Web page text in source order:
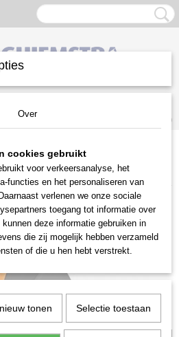
(0)
Stihl accu programma
Over
cookies gebruikt
voor verkeersanalyse, het
functies en het personaliseren van
verlenen we onze sociale
toegang tot informatie over
deze informatie gebruiken in
die zij mogelijk hebben verzameld
of die u hen hebt verstrekt.
tonen Selectie toestaan